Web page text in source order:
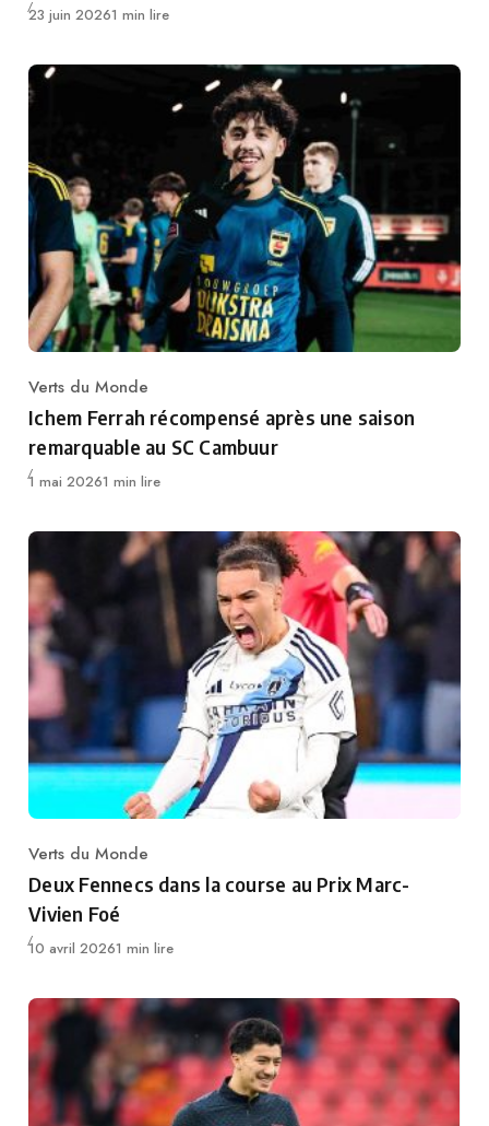
Publié
23 juin 20261 min lire
Category
Verts du Monde
Ichem Ferrah récompensé après une saison
remarquable au SC Cambuur
Publié
1 mai 20261 min lire
Category
Verts du Monde
Deux Fennecs dans la course au Prix Marc-
Vivien Foé
Publié
10 avril 20261 min lire